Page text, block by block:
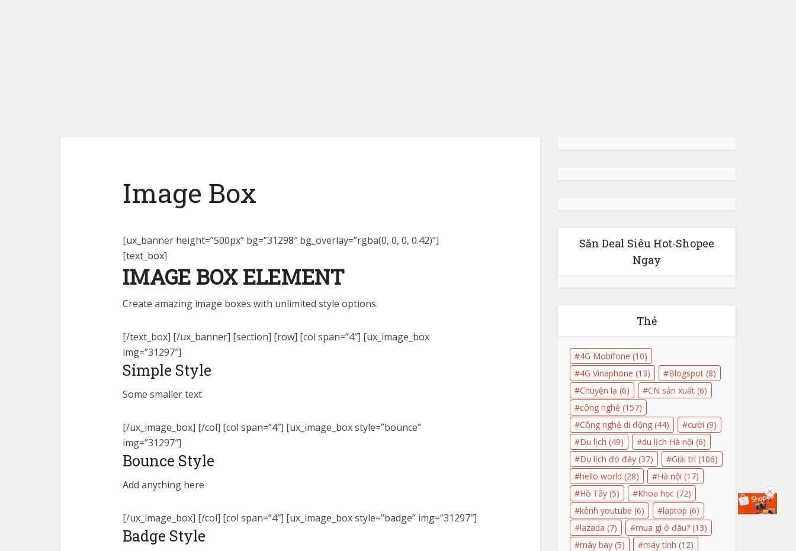
Image Box
[ux_banner height=”500px” bg=”31298″ bg_overlay=”rgba(0, 0, 0, 0.42)”]
[text_box]
IMAGE BOX ELEMENT
Create amazing image boxes with unlimited style options.
[/text_box] [/ux_banner] [section] [row] [col span=”4″] [ux_image_box
img=”31297″]
Simple Style
Some smaller text
[/ux_image_box] [/col] [col span=”4″] [ux_image_box style=”bounce”
img=”31297″]
Bounce Style
Add anything here
[/ux_image_box] [/col] [col span=”4″] [ux_image_box style=”badge” img=”31297″]
Badge Style
Săn Deal Siêu Hot-Shopee
Ngay
Thẻ
4G Mobifone (10)
4G Vinaphone (13) Blogspot (8)
Chuyện lạ (6) CN sản xuất (6)
công nghệ (157)
Công nghệ di động (44) cười (9)
Du lịch (49) du lịch Hà nội (6)
Du lịch đó đây (37) Giải trí(106)
hello world (28) Hà nội (17)
Hồ Tây (5) Khoa học (72)
kênh youtube (6) laptop (6)
lazada (7) mua gì ở đâu? (13)
máy bay (5) máy tính (12)